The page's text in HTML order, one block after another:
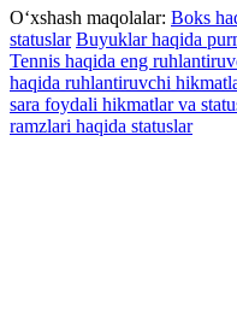
O‘xshash maqolalar: Boks
statuslar Buyuklar haqida
Tennis haqida eng
haqida ruhlantiruvchi
sara foydali hikmatlar va
ramzlari haqida statuslar